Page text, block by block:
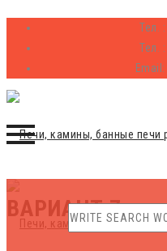
Тел. :
Тел. :
Email:
Skip
to
content
ВАРИАНТ 7